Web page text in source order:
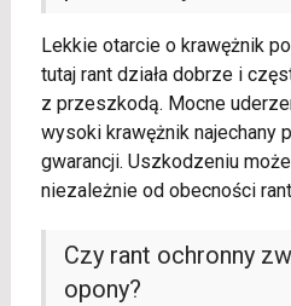
Lekkie otarcie o krawężnik
tutaj rant działa dobrze i
z przeszkodą. Mocne
wysoki krawężnik najechany
gwarancji. Uszkodzeniu
niezależnie od obecności
Czy rant ochronny
opony?